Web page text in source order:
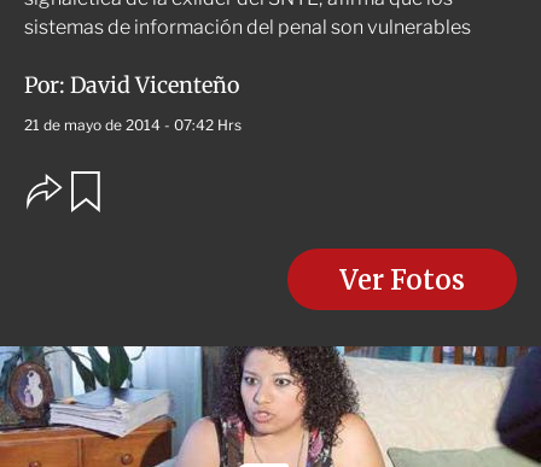
sistemas de información del penal son vulnerables
Por: David Vicenteño
21 de mayo de 2014 - 07:42 Hrs
O
p
s
d
e
c
o
Ver Fotos